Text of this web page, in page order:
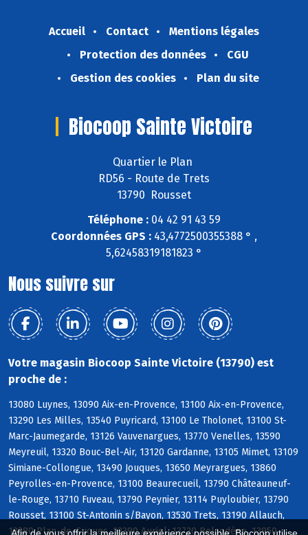
Accueil Contact
Mentions légales
Protection des données
CGU
Gestion des cookies
Plan du site
Biocoop Sainte Victoire
Quartier le Plan
RD56 - Route de Trets
13790 Rousset
Téléphone : 04 42 91 43 59
Coordonnées GPS : 43,4772500355388 ° ,
5,62458319181823 °
Nous suivre sur
Votre magasin Biocoop Sainte Victoire (13790) est
proche de :
13080 Luynes, 13090 Aix-en-Provence, 13100 Aix-en-Provence,
13290 Les Milles, 13540 Puyricard, 13100 Le Tholonet, 13100 St-
Marc-Jaumegarde, 13126 Vauvenargues, 13770 Venelles, 13590
Meyreuil, 13320 Bouc-Bel-Air, 13120 Gardanne, 13105 Mimet, 13109
Simiane-Collongue, 13490 Jouques, 13650 Meyrargues, 13860
Peyrolles-en-Provence, 13100 Beaurecueil, 13790 Châteauneuf-
le-Rouge, 13710 Fuveau, 13790 Peynier, 13114 Puyloubier, 13790
Rousset, 13100 St-Antonin s/Bayon, 13530 Trets, 13190 Allauch,
13380 Plan-de-Cuques, 13390 Auriol, 13720 Belcodène, 13950